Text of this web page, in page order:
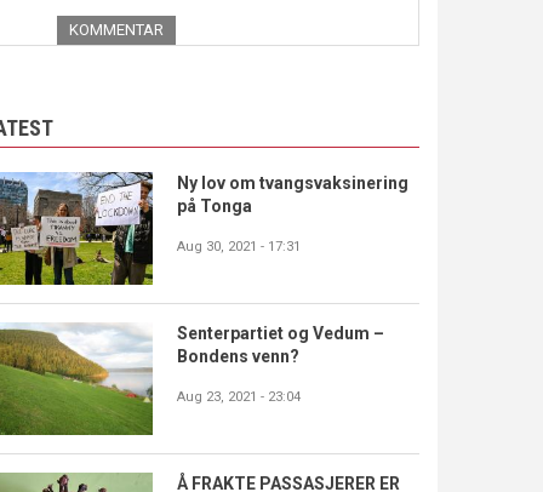
KOMMENTAR
Ny lov om tvangsvaksinering
på Tonga
Aug 30, 2021 - 17:31
Senterpartiet og Vedum –
Bondens venn?
Aug 23, 2021 - 23:04
Å FRAKTE PASSASJERER ER